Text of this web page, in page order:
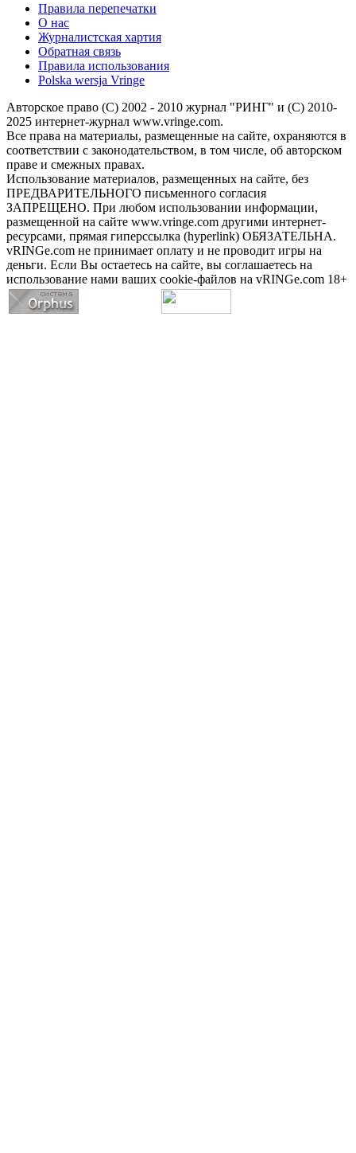
Правила перепечатки
О нас
Журналистская хартия
Обратная связь
Правила использования
Polska wersja Vringe
Авторское право (С) 2002 - 2010 журнал "РИНГ" и (С) 2010-
2025 интернет-журнал www.vringe.com.
Все права на материалы, размещенные на сайте, охраняются в
соответствии с законодательством, в том числе, об авторском
праве и смежных правах.
Использование материалов, размещенных на сайте, без
ПРЕДВАРИТЕЛЬНОГО письменного согласия
ЗАПРЕЩЕНО. При любом использовании информации,
размещенной на сайте www.vringe.com другими интернет-
ресурсами, прямая гиперссылка (hyperlink) ОБЯЗАТЕЛЬНА.
vRINGe.com не принимает оплату и не проводит игры на
деньги. Если Вы остаетесь на сайте, вы соглашаетесь на
использование нами ваших cookie-файлов на vRINGe.com 18+